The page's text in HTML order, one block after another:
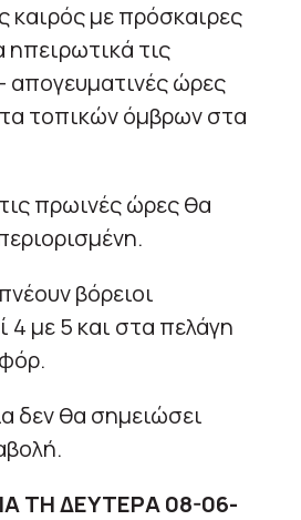
καιρός με πρόσκαιρες
τις
απογευματινές ώρες
τοπικών όμβρων στα
πρωινές ώρες θα
βόρειοι
4 με 5 και στα πελάγη
δεν θα σημειώσει
ΤΗ ΔΕΥΤΕΡΑ 08-06-